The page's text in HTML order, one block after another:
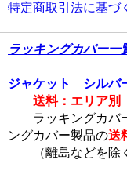
特定商取引法に基づ
ラッキングカバー一
ジャケット シルバ
送料：エリア別
ラッキングカバ
ングカバー製品の送
（離島などを除